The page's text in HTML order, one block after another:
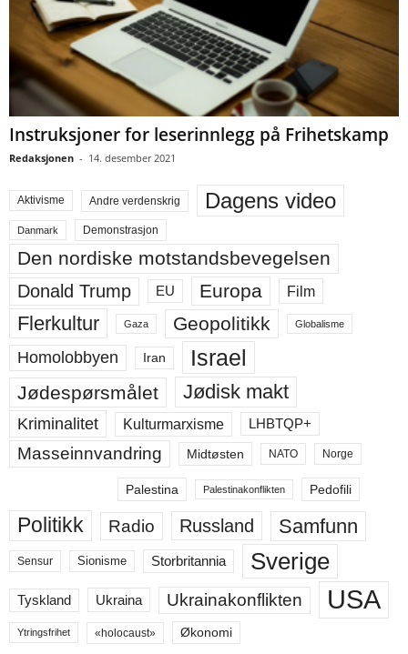
Instruksjoner for leserinnlegg på Frihetskamp
Redaksjonen - 14. desember 2021
Aktivisme Andre verdenskrig Dagens video
Danmark Demonstrasjon
Den nordiske motstandsbevegelsen
Donald Trump EU Europa Film
Flerkultur Gaza Geopolitikk Globalisme
Homolobbyen Iran Israel
Jødespørsmålet Jødisk makt
Kriminalitet Kulturmarxisme LHBTQP+
Masseinnvandring Midtøsten NATO Norge
Palestina Palestinakonflikten Pedofili
Politikk Radio Russland Samfunn
Sensur Sionisme Storbritannia Sverige
Tyskland Ukraina Ukrainakonflikten USA
Ytringsfrihet «holocaust» Økonomi